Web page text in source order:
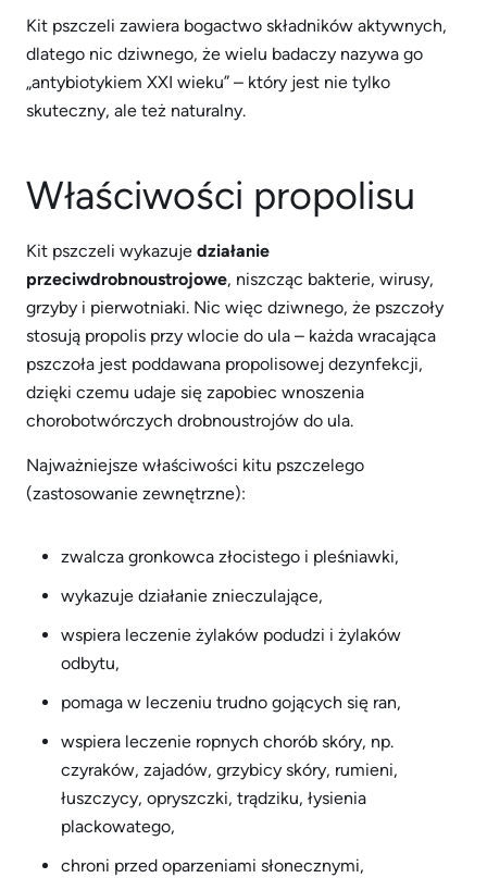
Kit pszczeli zawiera bogactwo składników aktywnych,
dlatego nic dziwnego, że wielu badaczy nazywa go
„antybiotykiem XXI wieku” – który jest nie tylko
skuteczny, ale też naturalny.
Właściwości propolisu
Kit pszczeli wykazuje działanie
przeciwdrobnoustrojowe, niszcząc bakterie, wirusy,
grzyby i pierwotniaki. Nic więc dziwnego, że pszczoły
stosują propolis przy wlocie do ula – każda wracająca
pszczoła jest poddawana propolisowej dezynfekcji,
dzięki czemu udaje się zapobiec wnoszenia
chorobotwórczych drobnoustrojów do ula.
Najważniejsze właściwości kitu pszczelego
(zastosowanie zewnętrzne):
zwalcza gronkowca złocistego i pleśniawki,
wykazuje działanie znieczulające,
wspiera leczenie żylaków podudzi i żylaków
odbytu,
pomaga w leczeniu trudno gojących się ran,
wspiera leczenie ropnych chorób skóry, np.
czyraków, zajadów, grzybicy skóry, rumieni,
łuszczycy, opryszczki, trądziku, łysienia
plackowatego,
chroni przed oparzeniami słonecznymi,